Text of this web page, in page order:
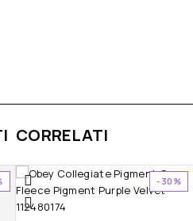
CORRELATI
-30%